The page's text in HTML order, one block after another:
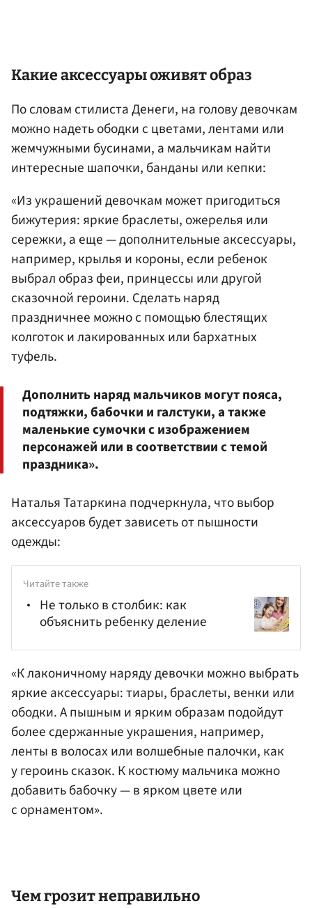
Какие аксессуары оживят образ
По словам стилиста Денеги, на голову девочкам
можно надеть ободки с цветами, лентами или
жемчужными бусинами, а мальчикам найти
интересные шапочки, банданы или кепки:
«Из украшений девочкам может пригодиться
бижутерия: яркие браслеты, ожерелья или
сережки, а еще — дополнительные аксессуары,
например, крылья и короны, если ребенок
выбрал образ феи, принцессы или другой
сказочной героини. Сделать наряд
праздничнее можно с помощью блестящих
колготок и лакированных или бархатных
туфель.
Дополнить наряд мальчиков могут пояса,
подтяжки, бабочки и галстуки, а также
маленькие сумочки с изображением
персонажей или в соответствии с темой
праздника».
Наталья Татаркина подчеркнула, что выбор
аксессуаров будет зависеть от пышности
одежды:
Читайте также
Не только в столбик: как
объяснить ребенку деление
«К лаконичному наряду девочки можно выбрать
яркие аксессуары: тиары, браслеты, венки или
ободки. А пышным и ярким образам подойдут
более сдержанные украшения, например,
ленты в волосах или волшебные палочки, как
у героинь сказок. К костюму мальчика можно
добавить бабочку — в ярком цвете или
с орнаментом».
Чем грозит неправильно